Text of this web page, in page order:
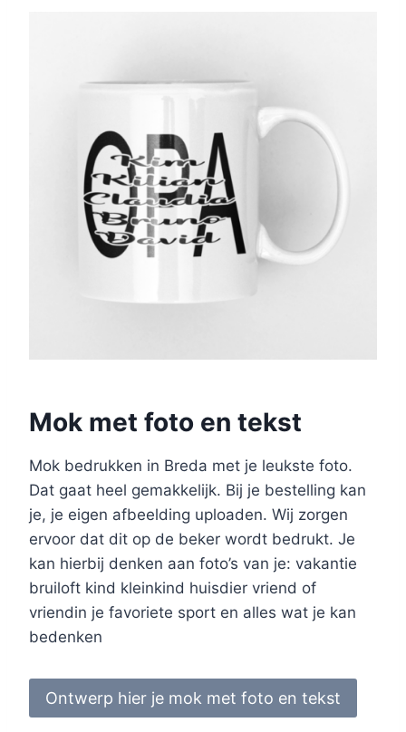
Mok met foto en tekst
Mok bedrukken in Breda met je leukste foto.
Dat gaat heel gemakkelijk. Bij je bestelling kan
je, je eigen afbeelding uploaden. Wij zorgen
ervoor dat dit op de beker wordt bedrukt. Je
kan hierbij denken aan foto’s van je: vakantie
bruiloft kind kleinkind huisdier vriend of
vriendin je favoriete sport en alles wat je kan
bedenken
Ontwerp hier je mok met foto en tekst